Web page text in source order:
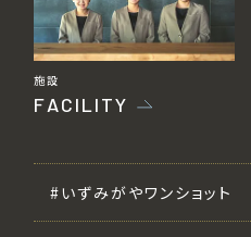
施設
FACILITY
#いずみがやワンショット